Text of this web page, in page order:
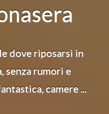
dove riposarsi in
senza rumori e
camere ...